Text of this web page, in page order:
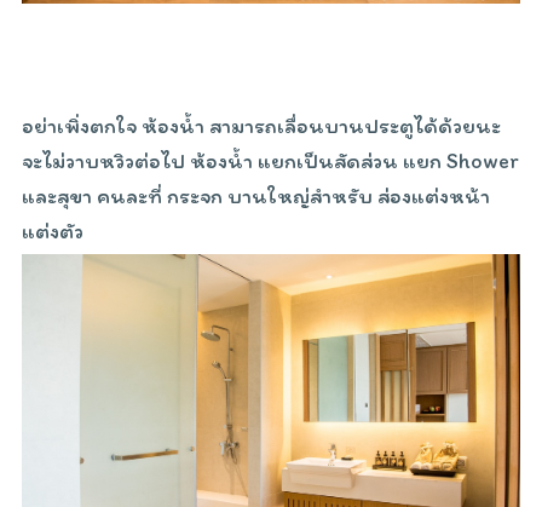
อย่าเพิ่งตกใจ ห้องน้ำ สามารถเลื่อนบานประตูได้ด้วยนะ
จะไม่วาบหวิวต่อไป ห้องน้ำ แยกเป็นสัดส่วน แยก Shower
และสุขา คนละที่ กระจก บานใหญ่สำหรับ ส่องแต่งหน้า
แต่งตัว